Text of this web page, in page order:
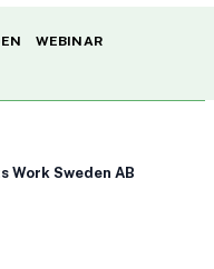
WEBINAR
Work Sweden AB